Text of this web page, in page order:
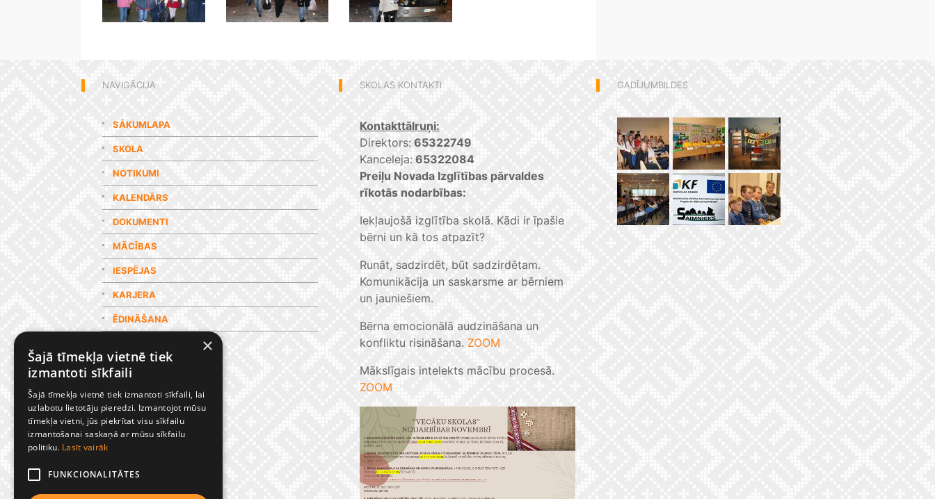
NAVIGĀCIJA
SĀKUMLAPA
SKOLA
NOTIKUMI
KALENDĀRS
DOKUMENTI
MĀCĪBAS
IESPĒJAS
KARJERA
ĒDINĀŠANA
SKOLAS KONTAKTI
Kontakttālruņi:
Direktors: 65322749
Kanceleja: 65322084
Preiļu Novada Izglītības pārvaldes
rīkotās nodarbības:
Iekļaujošā izglītība skolā. Kādi ir īpašie
bērni un kā tos atpazīt?
Runāt, sadzirdēt, būt sadzirdētam.
Komunikācija un saskarsme ar bērniem
un jauniešiem.
Bērna emocionālā audzināšana un
konfliktu risināšana. ZOOM
Mākslīgais intelekts mācību procesā.
ZOOM
GADĪJUMBILDES
×
Šajā tīmekļa vietnē tiek
izmantoti sīkfaili
Šajā tīmekļa vietnē tiek izmantoti sīkfaili, lai
uzlabotu lietotāju pieredzi. Izmantojot mūsu
tīmekļa vietni, jūs piekrītat visu sīkfailu
izmantošanai saskaņā ar mūsu sīkfailu
politiku. Lasīt vairāk
FUNKCIONALITĀTES